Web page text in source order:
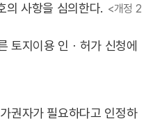
사항을 심의한다. <개정 2
토지이용 인ㆍ허가 신청에
권자가 필요하다고 인정하